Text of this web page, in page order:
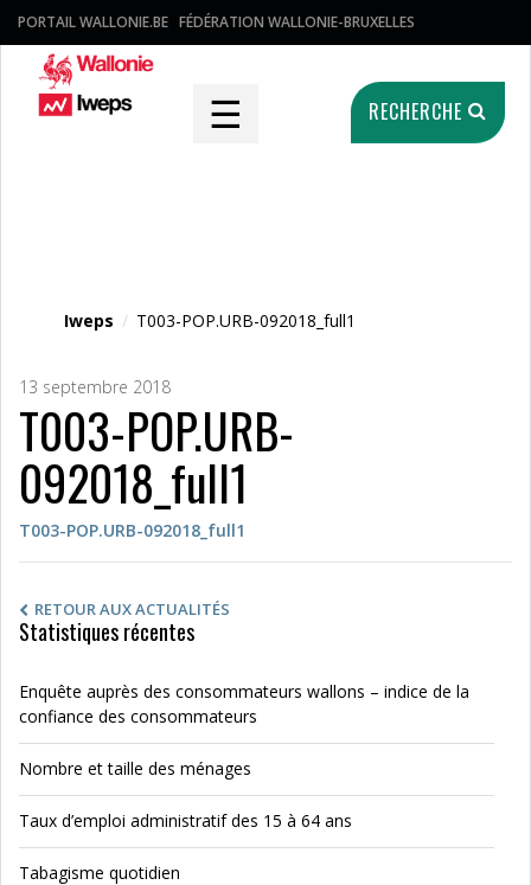
PORTAIL WALLONIE.BE FÉDÉRATION WALLONIE-BRUXELLES
☰ RECHERCHE
Iweps / T003-POP.URB-092018_full1
13 septembre 2018
T003-POP.URB-
092018_full1
T003-POP.URB-092018_full1
RETOUR AUX ACTUALITÉS
Statistiques récentes
Enquête auprès des consommateurs wallons – indice de la
confiance des consommateurs
Nombre et taille des ménages
Taux d’emploi administratif des 15 à 64 ans
Tabagisme quotidien